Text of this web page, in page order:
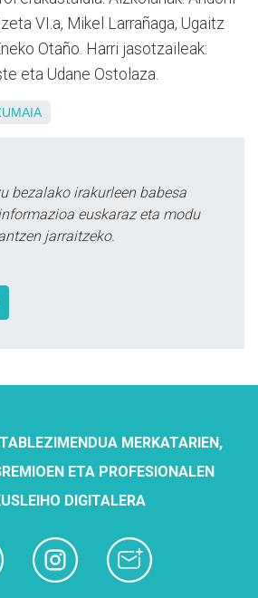
VI.a, Mikel Larrañaga, Ugaitz
Otaño. Harri jasotzaileak:
eta Udane Ostolaza.
bezalako irakurleen babesa
euskaraz eta modu
jarraitzeko.
MERKATARIEN,
ETA PROFESIONALEN
DIGITALERA